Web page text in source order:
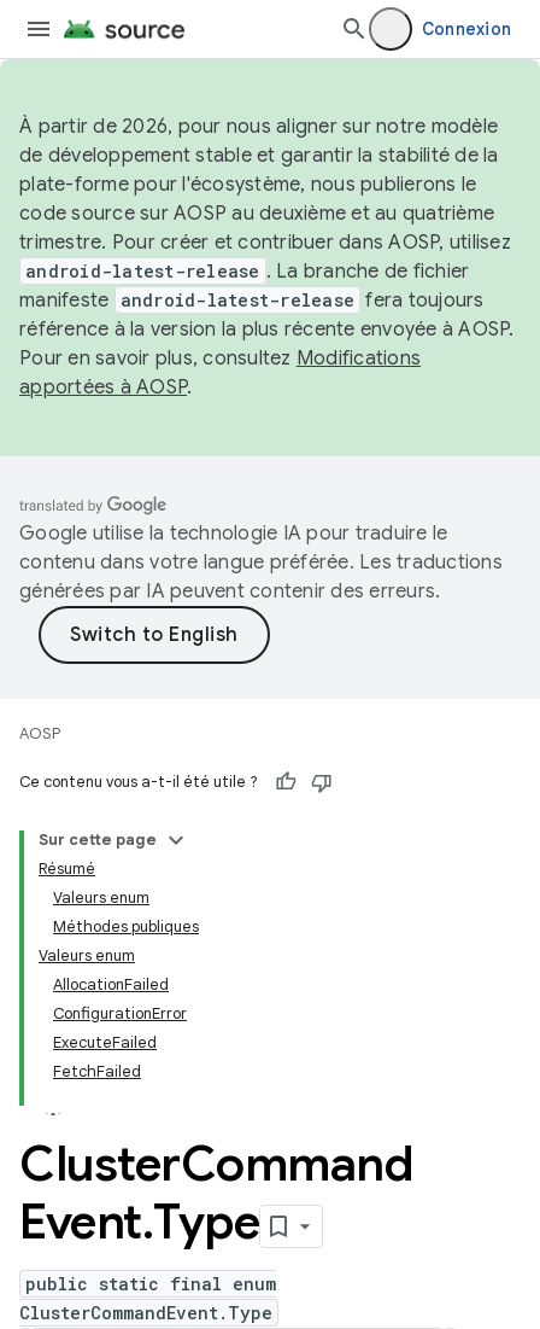
Connexion
À partir de 2026, pour nous aligner sur notre modèle
de développement stable et garantir la stabilité de la
plate-forme pour l'écosystème, nous publierons le
code source sur AOSP au deuxième et au quatrième
trimestre. Pour créer et contribuer dans AOSP, utilisez
android-latest-release . La branche de fichier
manifeste android-latest-release fera toujours
référence à la version la plus récente envoyée à AOSP.
Pour en savoir plus, consultez Modifications
apportées à AOSP.
Google utilise la technologie IA pour traduire le
contenu dans votre langue préférée. Les traductions
générées par IA peuvent contenir des erreurs.
AOSP
Ce contenu vous a-t-il été utile ?
Sur cette page
Résumé
Valeurs enum
Méthodes publiques
Valeurs enum
AllocationFailed
ConfigurationError
ExecuteFailed
FetchFailed
ClusterCommand
Event.Type
public static final enum
ClusterCommandEvent.Type